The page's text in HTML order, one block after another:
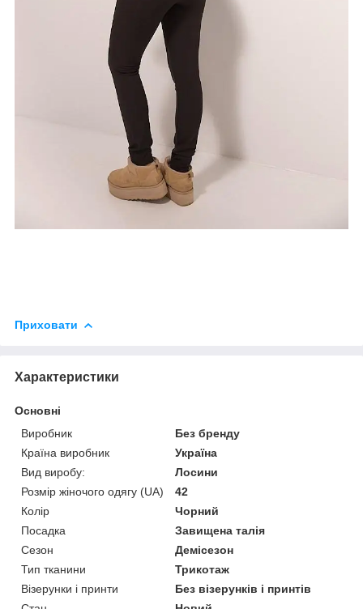
Приховати
Характеристики
Основні
Виробник
Без бренду
Країна виробник
Україна
Вид виробу:
Лосини
Розмір жіночого одягу (UA)
42
Колір
Чорний
Посадка
Завищена талія
Сезон
Демісезон
Тип тканини
Трикотаж
Візерунки і принти
Без візерунків і принтів